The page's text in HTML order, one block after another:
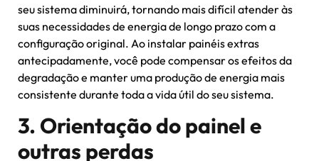
seu sistema diminuirá, tornando mais difícil atender às
suas necessidades de energia de longo prazo com a
configuração original. Ao instalar painéis extras
antecipadamente, você pode compensar os efeitos da
degradação e manter uma produção de energia mais
consistente durante toda a vida útil do seu sistema.
3. Orientação do painel e
outras perdas